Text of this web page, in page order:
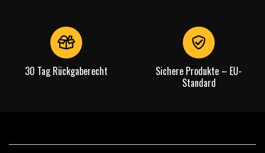
30 Tag Rückgaberecht
Sichere Produkte – EU-
Standard